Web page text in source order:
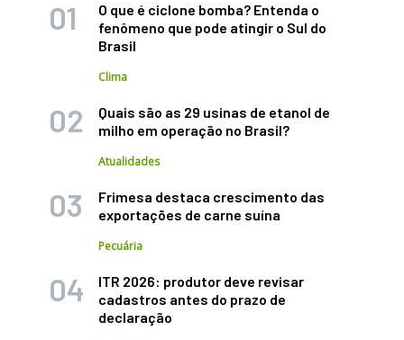
O que é ciclone bomba? Entenda o
fenômeno que pode atingir o Sul do
Brasil
Clima
Quais são as 29 usinas de etanol de
milho em operação no Brasil?
Atualidades
Frimesa destaca crescimento das
exportações de carne suína
Pecuária
ITR 2026: produtor deve revisar
cadastros antes do prazo de
declaração